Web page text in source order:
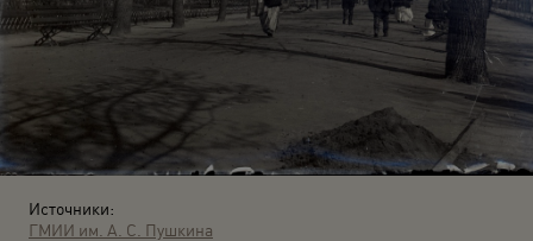
Источники:
ГМИИ им. А. С. Пушкина